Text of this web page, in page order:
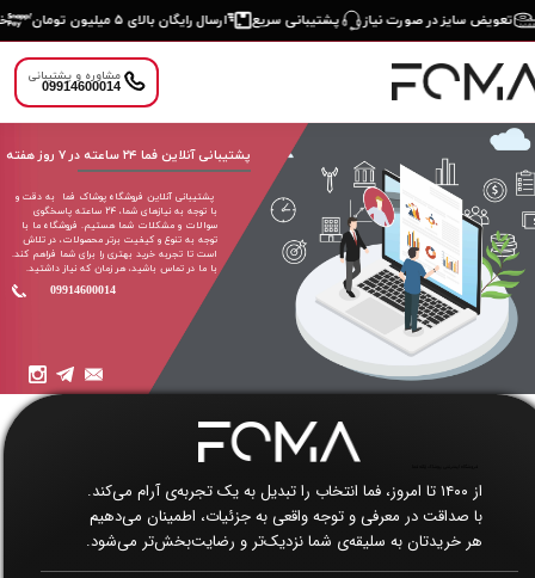
تعویض سایز در صورت نیاز پشتیبانی سریع ارسال رایگان بالای ۵ میلیون تومان
مشاوره و پشتیبانی
09914600014
دسته‌بندی
محصولات
هر چیزی که نیاز
داری اینجاست
​​پشتیبانی آنلاین فما ۲۴ ساعته در ۷ روز هفته
پشتیبانی آنلاین فروشگاه پوشاک فما به دقت و
با توجه به نیازهای شما، ۲۴ ساعته پاسخگوی
سوالات و مشکلات شما هستیم. فروشگاه ما با
توجه به تنوع و کیفیت برتر محصولات، در تلاش
است تا تجربه خرید بهتری را برای شما فراهم کند.
با ما در تماس باشید، هر زمان که نیاز داشتید.
09914600014
از ۱۴۰۰ تا امروز، فما انتخاب را تبدیل به یک تجربه‌ی آرام می‌کند.
با صداقت در معرفی و توجه واقعی به جزئیات، اطمینان می‌دهیم
هر خریدتان به سلیقه‌ی شما نزدیک‌تر و رضایت‌بخش‌تر می‌شود.